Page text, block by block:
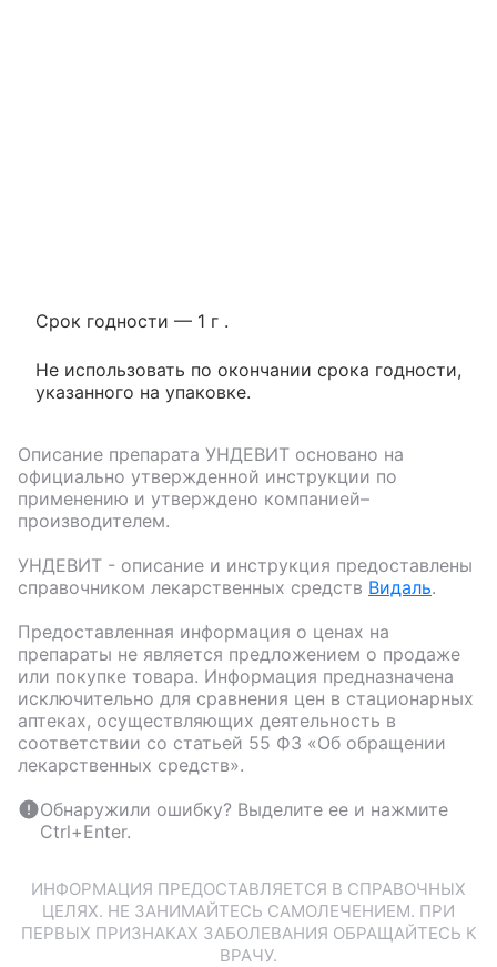
Срок годности — 1 г .
Не использовать по окончании срока годности,
указанного на упаковке.
Описание препарата УНДЕВИТ основано на
официально утвержденной инструкции по
применению и утверждено компанией–
производителем.
УНДЕВИТ - описание и инструкция предоставлены
справочником лекарственных средств Видаль.
Предоставленная информация о ценах на
препараты не является предложением о продаже
или покупке товара. Информация предназначена
исключительно для сравнения цен в стационарных
аптеках, осуществляющих деятельность в
соответствии со статьей 55 ФЗ «Об обращении
лекарственных средств».
Обнаружили ошибку? Выделите ее и нажмите
Ctrl+Enter.
ИНФОРМАЦИЯ ПРЕДОСТАВЛЯЕТСЯ В СПРАВОЧНЫХ
ЦЕЛЯХ. НЕ ЗАНИМАЙТЕСЬ САМОЛЕЧЕНИЕМ. ПРИ
ПЕРВЫХ ПРИЗНАКАХ ЗАБОЛЕВАНИЯ ОБРАЩАЙТЕСЬ К
ВРАЧУ.